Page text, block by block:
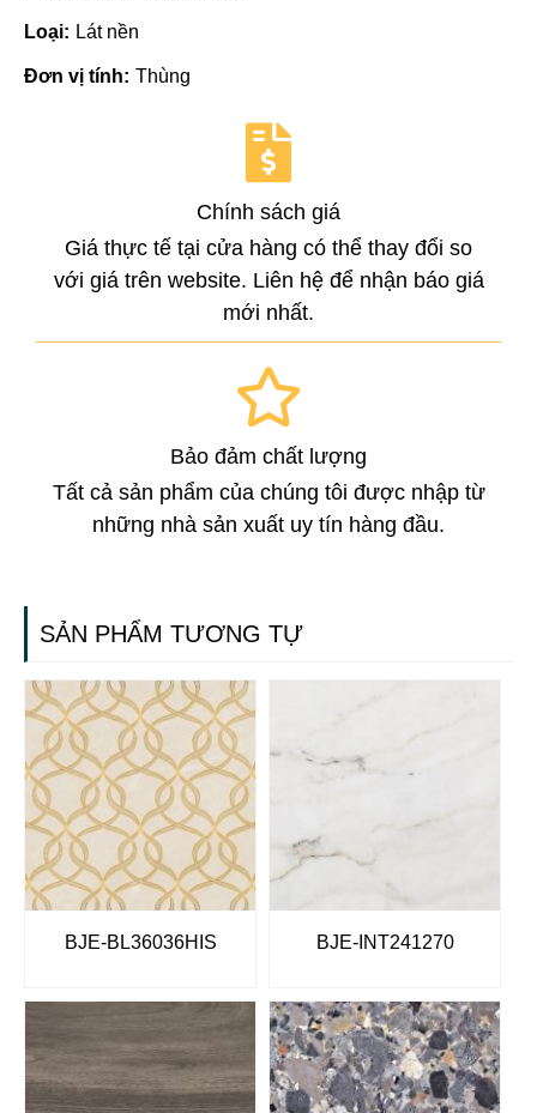
Loại: Lát nền
Đơn vị tính: Thùng
Chính sách giá
Giá thực tế tại cửa hàng có thể thay đổi so
với giá trên website. Liên hệ để nhận báo giá
mới nhất.
Bảo đảm chất lượng
Tất cả sản phẩm của chúng tôi được nhập từ
những nhà sản xuất uy tín hàng đầu.
SẢN PHẨM TƯƠNG TỰ
BJE-BL36036HIS BJE-INT241270